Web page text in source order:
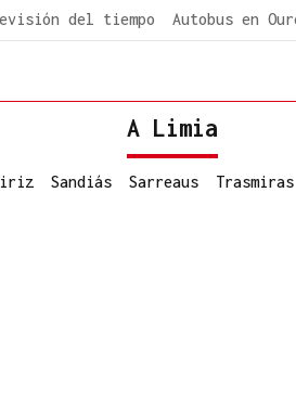
del tiempo Autobus en
A Limia
Sandiás Sarreaus Trasmiras